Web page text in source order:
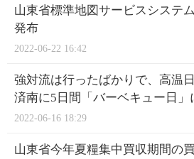
山東省標準地図サービスシステ
発布
2022-06-22 16:42
強対流は行ったばかりで、高温
済南に5日間「バーベキュー日」
2022-06-16 18:29
山東省今年夏糧集中買収期間の